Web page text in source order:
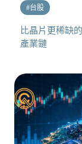
#台股
比晶片更稀缺
產業鏈